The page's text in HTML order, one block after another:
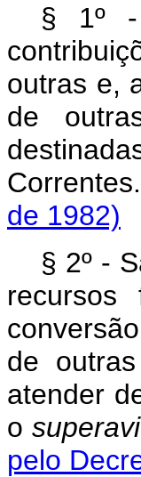
§ 1º -
outras e,
de
de 1982)
§ 2º -
de
atender
o
pelo